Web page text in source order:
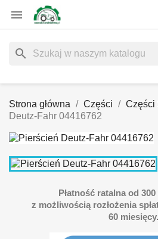

search
Strona główna Części Części
Deutz-Fahr 04416762
Płatność ratalna od 300
z możliwością rozłożenia
60 miesięcy.